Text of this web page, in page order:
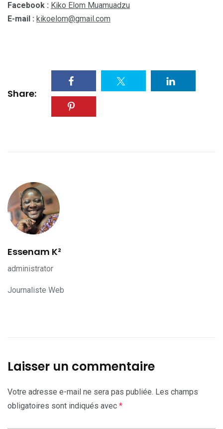
Facebook : Kiko Elom Muamuadzu
E-mail : kikoelom@gmail.com
Share:
Essenam K²
administrator
Journaliste Web
Laisser un commentaire
Votre adresse e-mail ne sera pas publiée. Les champs
obligatoires sont indiqués avec *